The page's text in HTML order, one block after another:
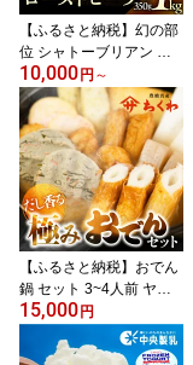
福袋 バレンタイン
【ふるさと納税】幻の部
位 シャトーブリアン ロ
ーストビーフ 350g 700g
1kg ソース付 タレ付 ブ
ロック 高級 肉 冷凍 調理
済 牛肉 惣菜 パーティー
お祝い 簡単調理 お惣菜
熟成肉 10000円 20000円
30000 円 豊橋市
10,000円 ～
【ふるさと納税】おでん
鍋 セット 3~4人前 ヤマ
サちくわ 『ふるさとおで
ん』 本格 鍋セット 鍋 お
でん おでんセット つゆ
15,000円